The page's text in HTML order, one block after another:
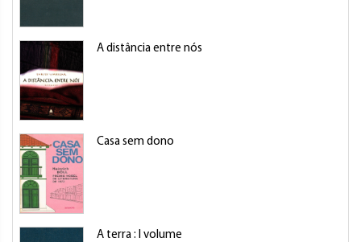
A distância entre nós
Casa sem dono
A terra : I volume